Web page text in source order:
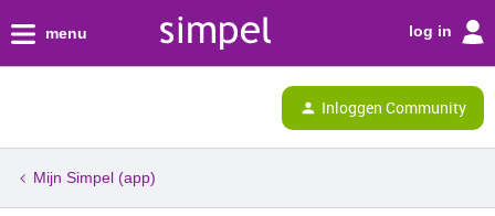
menu log in
Inloggen Community
Mijn Simpel (app)